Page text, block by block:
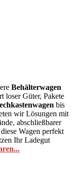
Behälterwagen
loser Güter, Pakete
bis
wir Lösungen mit
abschließbarer
Wagen perfekt
Ihr Ladegut